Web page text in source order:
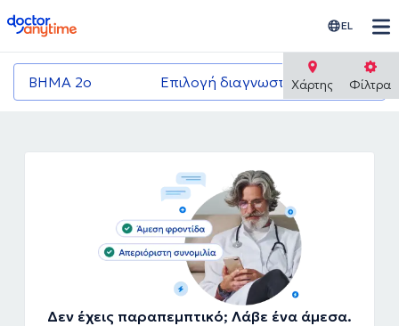
doctoranytime EL
ΒΗΜΑ 2ο Επιλογή διαγνωστικού κέντρου
Χάρτης Φίλτρα
Δεν έχεις παραπεμπτικό; Λάβε ένα άμεσα.